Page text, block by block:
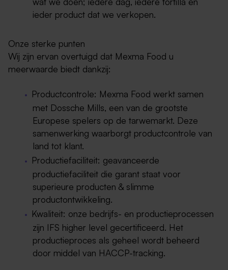
ieder product dat we verkopen.
Onze sterke punten
Wij zijn ervan overtuigd dat Mexma Food u
meerwaarde biedt dankzij:
Productcontrole: Mexma Food werkt samen
met Dossche Mills, een van de grootste
Europese spelers op de tarwemarkt. Deze
samenwerking waarborgt productcontrole van
land tot klant.
Productiefaciliteit: geavanceerde
productiefaciliteit die garant staat voor
superieure producten & slimme
productontwikkeling.
Kwaliteit: onze bedrijfs- en productieprocessen
zijn IFS higher level gecertificeerd. Het
productieproces als geheel wordt beheerd
door middel van HACCP-tracking.